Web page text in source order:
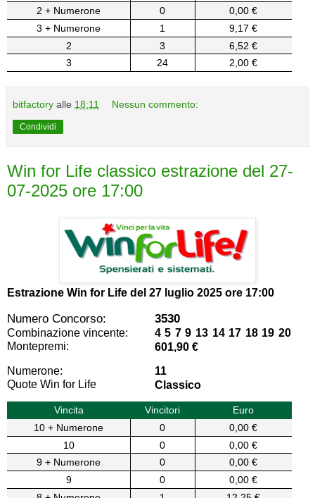
2 + Numerone
0
0,00 €
3 + Numerone
1
9,17 €
2
3
6,52 €
3
24 2,00 €
bitfactory alle 18:11 Nessun commento:
Condividi
Win for Life classico estrazione del 27-
07-2025 ore 17:00
Estrazione Win for Life del 27 luglio 2025 ore 17:00
Numero Concorso: 3530
Combinazione vincente:
4 5 7 9 13 14 17 18 19 20
Montepremi:
601,90 €
Numerone:
11
Quote Win for Life
Classico
Vincita Vincitori
Euro
10 + Numerone
0
0,00 €
10
0
0,00 €
9 + Numerone
0
0,00 €
9
0
0,00 €